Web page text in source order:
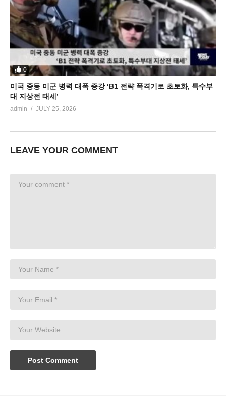
0
미국 중동 미군 병력 대폭 증강 ‘B1 전략 폭격기로 초토화, 특수부
대 지상전 태세’
admin JULY 25, 2026
LEAVE YOUR COMMENT